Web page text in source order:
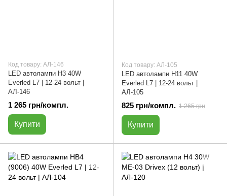
Код товару: АЛ-146
LED автолампи H3 40W
Everled L7 | 12-24 вольт |
АЛ-146
1 265 грн/компл.
Купити
Код товару: АЛ-105
LED автолампи H11 40W
Everled L7 | 12-24 вольт |
АЛ-105
825 грн/компл. 1 265 грн
Купити